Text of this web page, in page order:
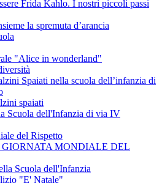
Frida Kahlo. I nostri piccoli passi
la spremuta d’arancia
"Alice in wonderland"
Spaiati nella scuola dell’infanzia di
spaiati
Scuola dell'Infanzia di via IV
del Rispetto
GIORNATA MONDIALE DEL
Scuola dell'Infanzia
"E' Natale"